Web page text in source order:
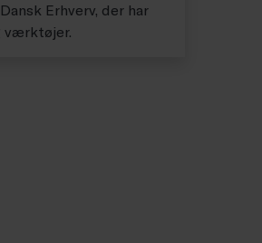
Erhverv, der har
værktøjer.